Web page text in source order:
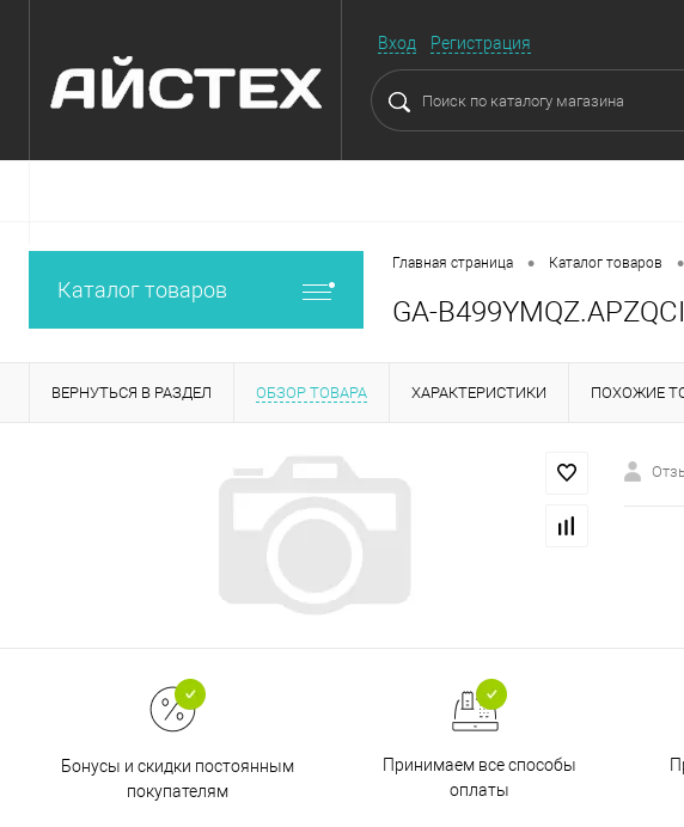
Вход Регистрация
Каталог товаров
Главная страница • Каталог товаров •
GA-
ВЕРНУТЬСЯ В РАЗДЕЛ ОБЗОР ТОВАРА ХАРАКТЕРИСТИКИ ПОХОЖИЕ
Бонусы и скидки постоянным
покупателям
Принимаем все способы
оплаты